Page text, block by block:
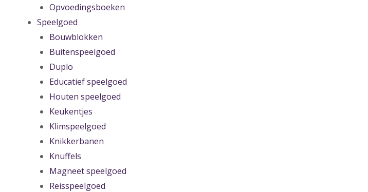
Opvoedingsboeken
Speelgoed
Bouwblokken
Buitenspeelgoed
Duplo
Educatief speelgoed
Houten speelgoed
Keukentjes
Klimspeelgoed
Knikkerbanen
Knuffels
Magneet speelgoed
Reisspeelgoed